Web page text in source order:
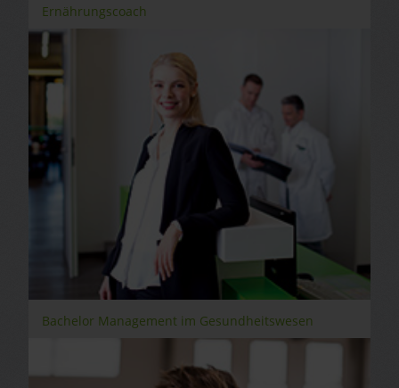
Ernährungscoach
Bachelor Management im Gesundheitswesen